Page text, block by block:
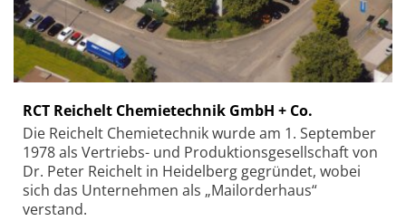
RCT Reichelt Chemietechnik GmbH + Co.
Die Reichelt Chemietechnik wurde am 1. September
1978 als Vertriebs- und Produktionsgesellschaft von
Dr. Peter Reichelt in Heidelberg gegründet, wobei
sich das Unternehmen als „Mailorderhaus“
verstand.